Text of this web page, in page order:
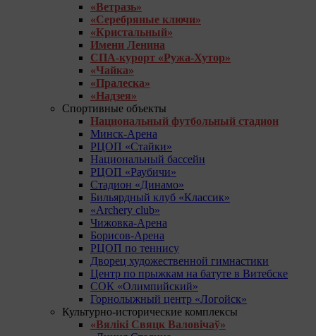
«Ветразь»
«Серебряные ключи»
«Кристальный»
Имени Ленина
СПА-курорт «Ружа-Хутор»
«Чайка»
«Пралеска»
«Надзея»
Спортивные объекты
Национальный футбольный стадион
Минск-Арена
РЦОП «Стайки»
Национальный бассейн
РЦОП «Раубичи»
Стадион «Динамо»
Бильярдный клуб «Классик»
«Archery club»
Чижовка-Арена
Борисов-Арена
РЦОП по теннису
Дворец художественной гимнастики
Центр по прыжкам на батуте в Витебске
СОК «Олимпийский»
Горнолыжный центр «Логойск»
Культурно-исторические комплексы
«Вялікі Свяцк Валовічаў»